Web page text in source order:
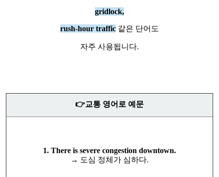
gridlock,
rush-hour traffic 같은 단어도
자주 사용됩니다.
👉교통 영어로 예문
1. There is severe congestion downtown.
→ 도심 정체가 심하다.